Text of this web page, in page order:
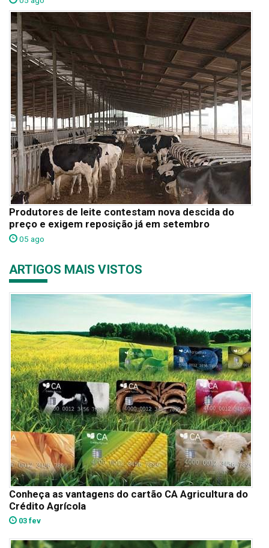
Produtores de leite contestam nova descida do
preço e exigem reposição já em setembro
05 ago
ARTIGOS MAIS VISTOS
Conheça as vantagens do cartão CA Agricultura do
Crédito Agrícola
03 fev